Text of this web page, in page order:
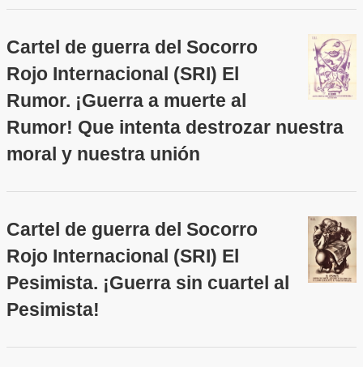
Cartel de guerra del Socorro
Rojo Internacional (SRI) El
Rumor. ¡Guerra a muerte al
Rumor! Que intenta destrozar nuestra
moral y nuestra unión
Cartel de guerra del Socorro
Rojo Internacional (SRI) El
Pesimista. ¡Guerra sin cuartel al
Pesimista!